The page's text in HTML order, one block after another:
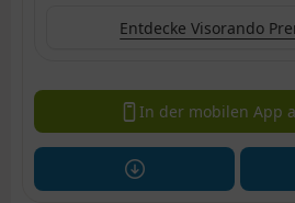
Entdecke Visorando
In der mobilen App